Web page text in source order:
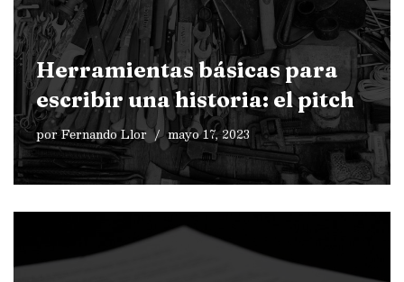
Herramientas básicas para
escribir una historia: el pitch
porFernando Llor mayo 17, 2023